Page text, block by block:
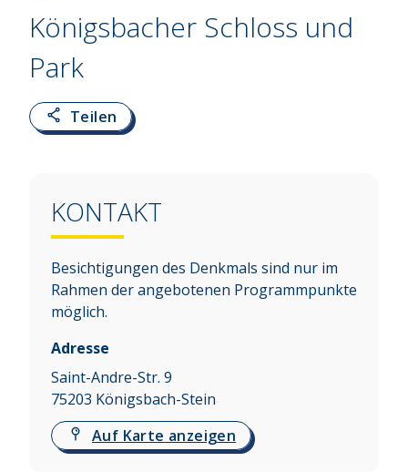
Königsbacher Schloss und
Park
Teilen
KONTAKT
Besichtigungen des Denkmals sind nur im
Rahmen der angebotenen Programmpunkte
möglich.
Adresse
Saint-Andre-Str. 9
75203 Königsbach-Stein
Auf Karte anzeigen